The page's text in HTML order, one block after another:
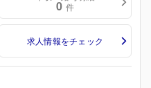
0 件
求人情報をチェック